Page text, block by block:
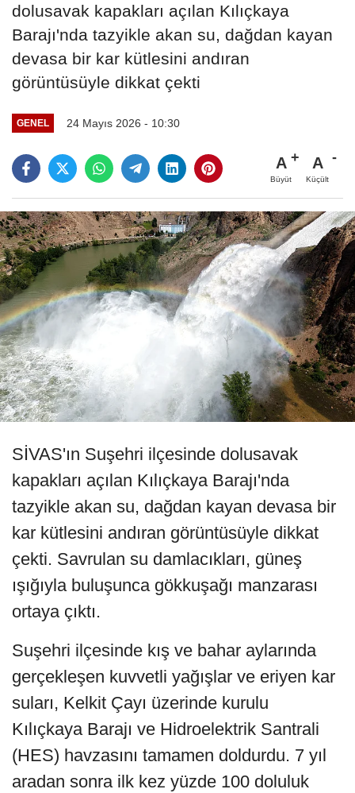
dolusavak kapakları açılan Kılıçkaya
Barajı'nda tazyikle akan su, dağdan kayan
devasa bir kar kütlesini andıran
görüntüsüyle dikkat çekti
GENEL 24 Mayıs 2026 - 10:30
A
Büyüt
A
Küçült
SİVAS'ın Suşehri ilçesinde dolusavak
kapakları açılan Kılıçkaya Barajı'nda
tazyikle akan su, dağdan kayan devasa bir
kar kütlesini andıran görüntüsüyle dikkat
çekti. Savrulan su damlacıkları, güneş
ışığıyla buluşunca gökkuşağı manzarası
ortaya çıktı.
Suşehri ilçesinde kış ve bahar aylarında
gerçekleşen kuvvetli yağışlar ve eriyen kar
suları, Kelkit Çayı üzerinde kurulu
Kılıçkaya Barajı ve Hidroelektrik Santrali
(HES) havzasını tamamen doldurdu. 7 yıl
aradan sonra ilk kez yüzde 100 doluluk